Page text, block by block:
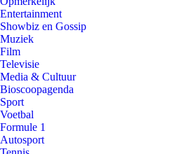
Entertainment
Showbiz en Gossip
Muziek
Film
Televisie
Media & Cultuur
Bioscoopagenda
Sport
Voetbal
Formule 1
Autosport